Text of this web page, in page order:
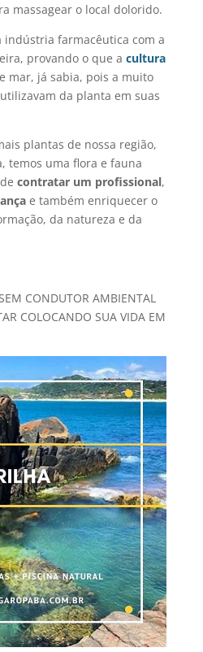
massagear o local dolorido.
indústria farmacêutica com a
provando o que a cultura
mar, já sabia, pois a muito
da planta em suas
plantas de nossa região,
temos uma flora e fauna
contratar um profissional,
e também enriquecer o
da natureza e da
CONDUTOR AMBIENTAL
COLOCANDO SUA VIDA EM